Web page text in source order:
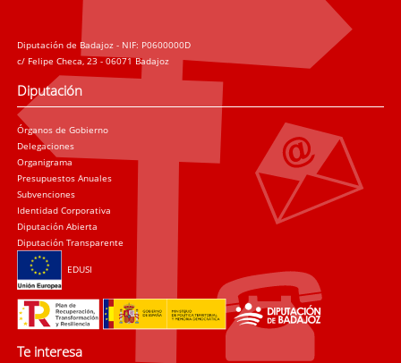
Diputación de Badajoz - NIF: P0600000D
c/ Felipe Checa, 23 - 06071 Badajoz
Diputación
Órganos de Gobierno
Delegaciones
Organigrama
Presupuestos Anuales
Subvenciones
Identidad Corporativa
Diputación Abierta
Diputación Transparente
EDUSI
Te interesa